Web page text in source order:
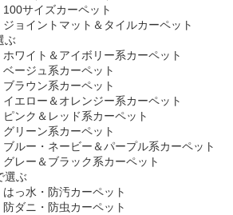
100サイズカーペット
ジョイントマット＆タイルカーペット
ぶ
ホワイト＆アイボリー系カーペット
ベージュ系カーペット
ブラウン系カーペット
イエロー＆オレンジー系カーペット
ピンク＆レッド系カーペット
グリーン系カーペット
ブルー・ネービー＆パープル系カーペット
グレー＆ブラック系カーペット
選ぶ
はっ水・防汚カーペット
防ダニ・防虫カーペット